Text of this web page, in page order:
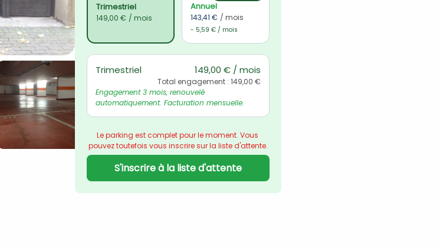
Trimestriel
149,00 € / mois
Annuel
143,41 € / mois
- 5,59 € / mois
Trimestriel 149,00 € / mois
Total engagement : 149,00 €
Engagement 3 mois, renouvelé
automatiquement. Facturation mensuelle.
Le parking est complet pour le moment. Vous
pouvez toutefois vous inscrire sur la liste d'attente.
S'inscrire à la liste d'attente